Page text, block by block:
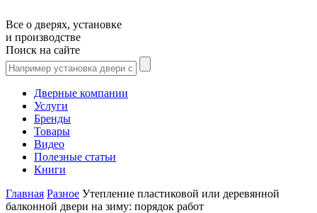
Все о дверях, установке
и производстве
Поиск на сайте
Дверные компании
Услуги
Бренды
Товары
Видео
Полезные статьи
Книги
Главная Разное Утепление пластиковой или деревянной
балконной двери на зиму: порядок работ